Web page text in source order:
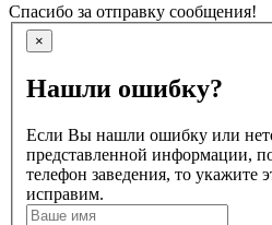
Спасибо за отправку сообщения!
×
Нашли ошибку?
Если Вы нашли ошибку или
представленной информации,
телефон заведения, то
исправим.